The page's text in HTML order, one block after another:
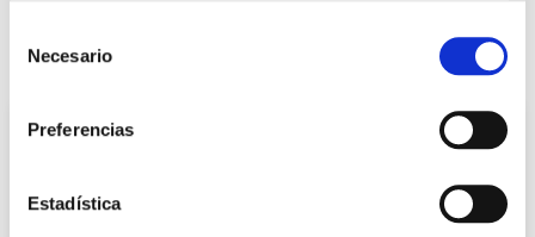
Necesario
Preferencias
Estadística
También te puede interesar